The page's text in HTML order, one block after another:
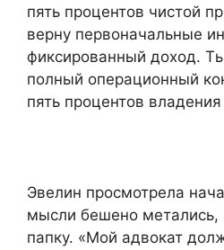
пять процентов чистой
верну первоначальные
фиксированный доход.
полный операционный
пять процентов
Эвелин просмотрела
мысли бешено метались,
папку. «Мой адвокат